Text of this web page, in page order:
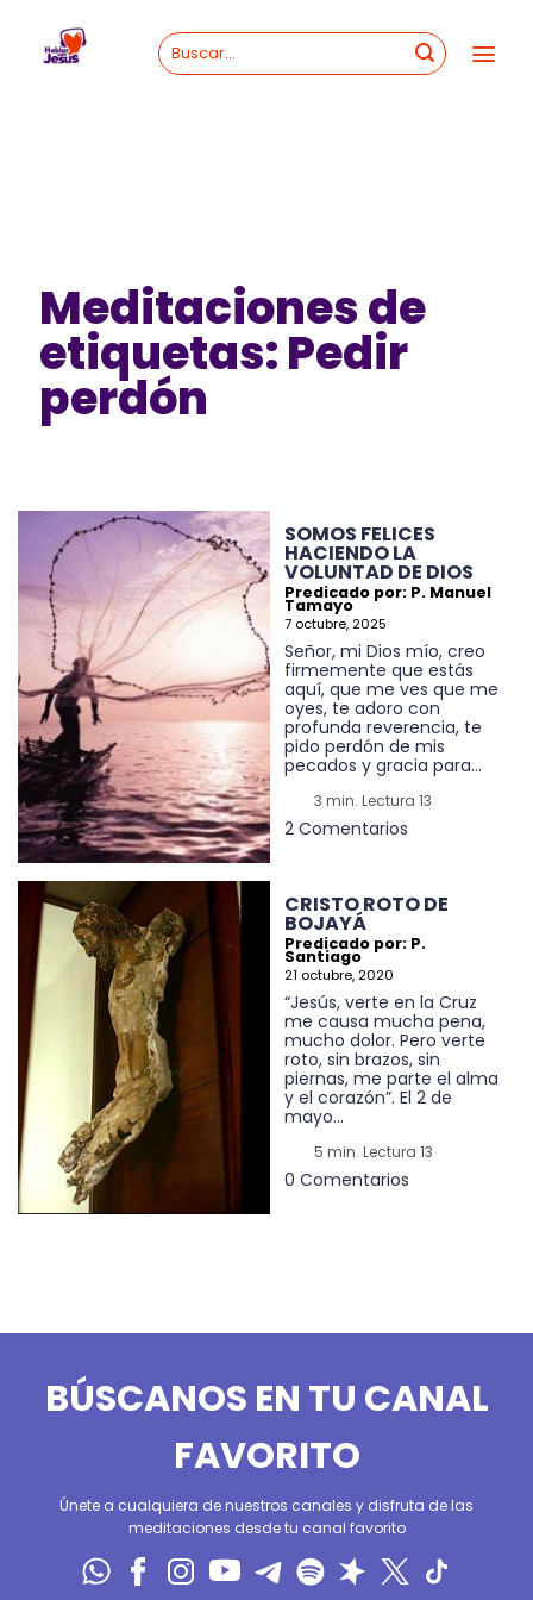
content
Meditaciones de
etiquetas: Pedir
perdón
SOMOS FELICES
HACIENDO LA
VOLUNTAD DE DIOS
Predicado por: P. Manuel
Tamayo
7 octubre, 2025
Señor, mi Dios mío, creo
firmemente que estás
aquí, que me ves que me
oyes, te adoro con
profunda reverencia, te
pido perdón de mis
pecados y gracia para...
3 min. Lectura 13
2 Comentarios
CRISTO ROTO DE
BOJAYÁ
Predicado por: P.
Santiago
21 octubre, 2020
“Jesús, verte en la Cruz
me causa mucha pena,
mucho dolor. Pero verte
roto, sin brazos, sin
piernas, me parte el alma
y el corazón”. El 2 de
mayo...
5 min. Lectura 13
0 Comentarios
BÚSCANOS EN TU CANAL
FAVORITO
Únete a cualquiera de nuestros canales y disfruta de las
meditaciones desde tu canal favorito